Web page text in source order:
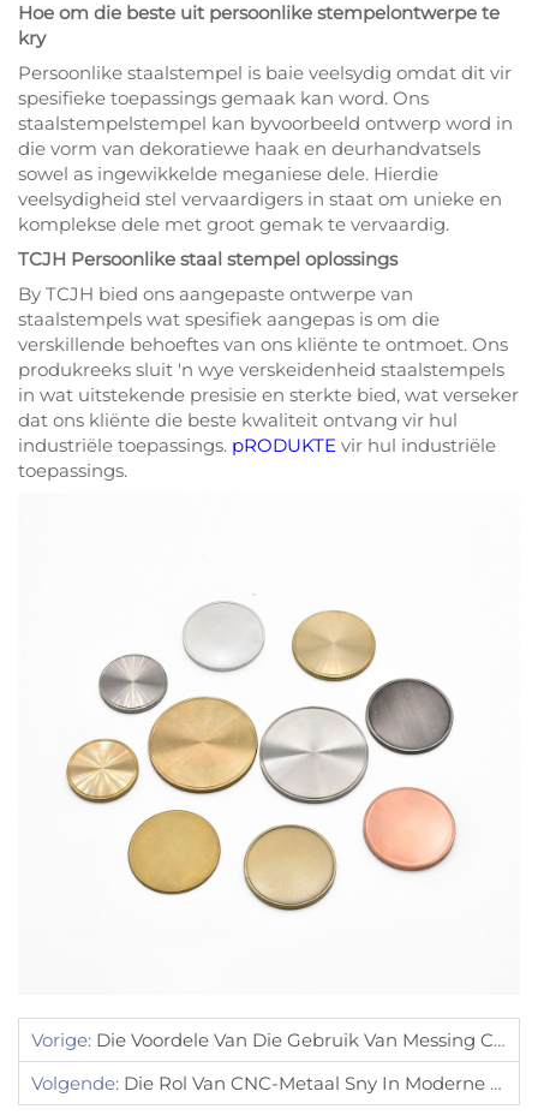
Hoe om die beste uit persoonlike stempelontwerpe te
kry
Persoonlike staalstempel is baie veelsydig omdat dit vir
spesifieke toepassings gemaak kan word. Ons
staalstempelstempel kan byvoorbeeld ontwerp word in
die vorm van dekoratiewe haak en deurhandvatsels
sowel as ingewikkelde meganiese dele. Hierdie
veelsydigheid stel vervaardigers in staat om unieke en
komplekse dele met groot gemak te vervaardig.
TCJH Persoonlike staal stempel oplossings
By TCJH bied ons aangepaste ontwerpe van
staalstempels wat spesifiek aangepas is om die
verskillende behoeftes van ons kliënte te ontmoet. Ons
produkreeks sluit 'n wye verskeidenheid staalstempels
in wat uitstekende presisie en sterkte bied, wat verseker
dat ons kliënte die beste kwaliteit ontvang vir hul
industriële toepassings. pRODUKTE vir hul industriële
toepassings.
Vorige: Die Voordele Van Die Gebruik Van Messing CNC-Bewerking Vir Klein Onderdelproduksie
Volgende: Die Rol Van CNC-Metaal Sny In Moderne Vervaardigingspraktyke